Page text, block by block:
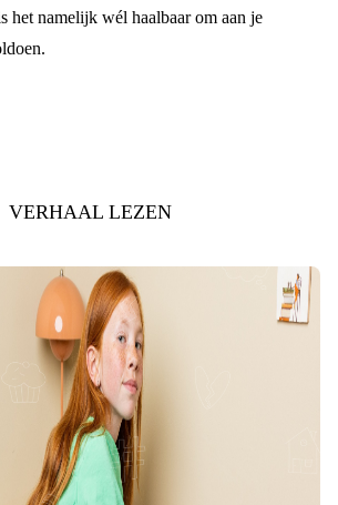
het namelijk wél haalbaar om aan je
VERHAAL LEZEN